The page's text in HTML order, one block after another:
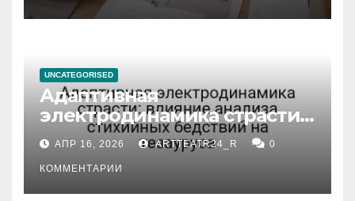
UNCATEGORISED
Адаптивная
электродинамика страсти:
влияние анализа
стихийных бедствий на
тезауруса
АПР 16, 2026 ARTTEATR24_R 0
КОММЕНТАРИИ